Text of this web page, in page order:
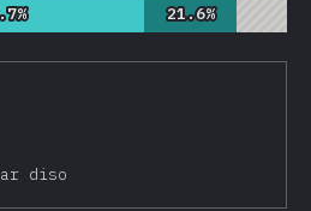
21.6%
21.6%
diso